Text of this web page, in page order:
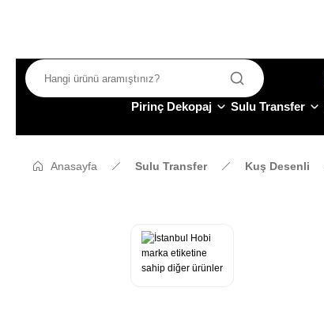
Pirinç Dekopaj Sulu Transfer
Anasayfa Sulu Transfer Kuş Desenli